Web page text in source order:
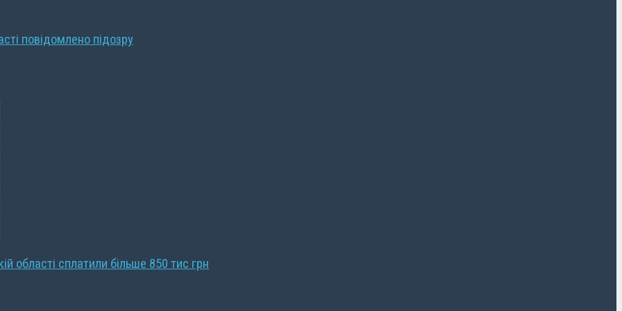
повідомлено підозру
області сплатили більше 850 тис грн